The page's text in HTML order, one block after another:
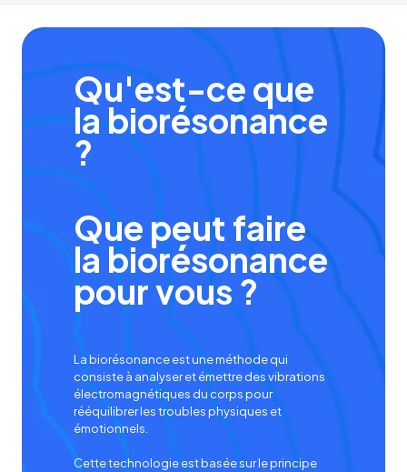
Qu'est-ce que
la biorésonance
?
Que peut faire
la biorésonance
pour vous ?
La biorésonance est une méthode qui
consiste à analyser et émettre des vibrations
électromagnétiques du corps pour
rééquilibrer les troubles physiques et
émotionnels.
Cette technologie est basée sur le principe